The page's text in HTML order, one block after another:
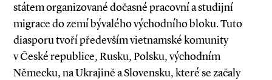
státem organizované dočasné pracovní a studijní
migrace do zemí bývalého východního bloku. Tuto
diasporu tvoří především vietnamské komunity
v České republice, Rusku, Polsku, východním
Německu, na Ukrajině a Slovensku, které se začaly